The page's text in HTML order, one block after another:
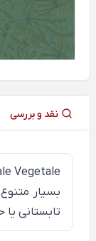
نقد و بررسی
Vegetale
بسیار
تابستانی یا